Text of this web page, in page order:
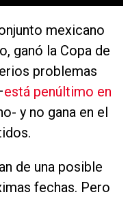
mexicano
ganó la Copa de
problemas
está penúltimo en
y no gana en el
de una posible
fechas. Pero